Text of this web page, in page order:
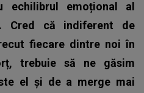
echilibrul emoțional al
Cred că indiferent de
fiecare dintre noi în
trebuie să ne găsim
el și de a merge mai